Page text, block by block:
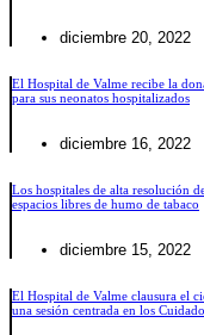
diciembre 20, 2022
El Hospital de Valme recibe la
para sus neonatos hospitalizados
diciembre 16, 2022
Los hospitales de alta resolución
espacios libres de humo de tabaco
diciembre 15, 2022
El Hospital de Valme clausura el
una sesión centrada en los